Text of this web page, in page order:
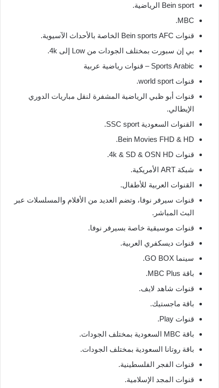
Bein sport الرياضية.
MBC.
قنوات Bein sports AFC الخاصة بالأحداث الآسيوية.
بي إن سبورت بمختلف الجودات من Low إلى 4k.
Sports Arabic – قنوات رياضية عربية
قنوات world sport.
قنوات أبو ظبي الرياضية المشفرة لنقل مباريات الدوري
الإيطالي.
القنوات السعودية SSC sport.
Bein Movies FHD & HD.
قنوات 4k & SD & OSN HD.
شبكة ART الأمريكية.
القنوات العربية للأطفال.
قنوات سيرفر نوفا، وتضم العديد من الأفلام والمسلسلات عبر
البث المباشر.
قنوات موسيقية خاصة بسيرفر نوفا.
قنوات ديسكفري العربية.
سينما GO BOX.
باقة MBC Plus.
قنوات شاهد لايف.
باقة ماجستيك.
قنوات Play.
باقة MBC السعودية بمختلف الجودات.
باقة روتانا السعودية بمختلف الجودات.
قنوات الفجر الفلسطينية.
قنوات المجد الإسلامية.